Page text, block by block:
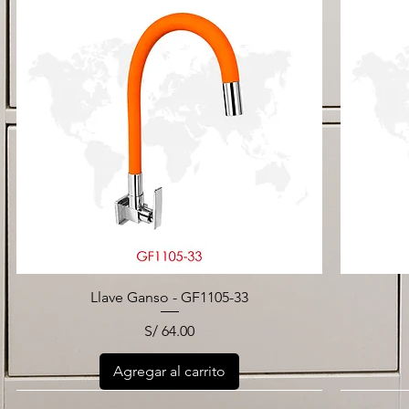
Llave Ganso - GF1105-33
Precio
S/ 64.00
Agregar al carrito